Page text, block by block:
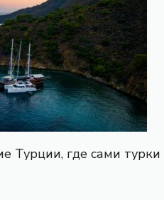
Турции, где сами турки